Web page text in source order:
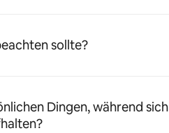
sollte?
Dingen, während sich